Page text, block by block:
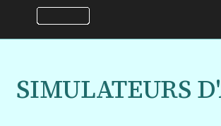
SIMULATEURS